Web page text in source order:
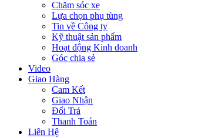
Chăm sóc xe
Lựa chọn phụ tùng
Tin về Công ty
Kỹ thuật sản phẩm
Hoạt động Kinh doanh
Góc chia sẻ
Video
Giao Hàng
Cam Kết
Giao Nhận
Đổi Trả
Thanh Toán
Liên Hệ